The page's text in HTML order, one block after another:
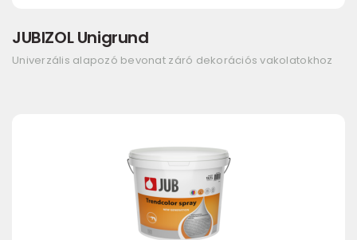
JUBIZOL Unigrund
Univerzális alapozó bevonat záró dekorációs vakolatokhoz